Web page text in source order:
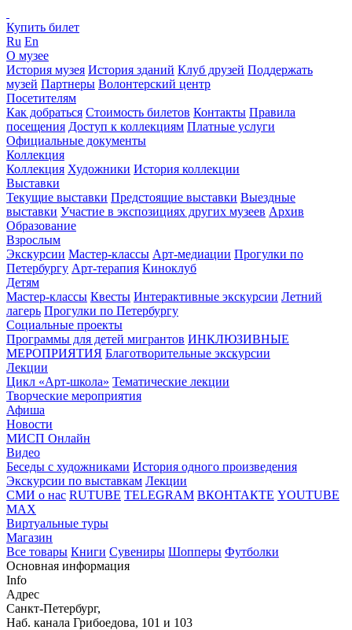
Купить билет
Ru En
О музее
История музея История зданий Клуб друзей Поддержать
музей Партнеры Волонтерский центр
Посетителям
Как добраться Стоимость билетов Контакты Правила
посещения Доступ к коллекциям Платные услуги
Официальные документы
Коллекция
Коллекция Художники История коллекции
Выставки
Текущие выставки Предстоящие выставки Выездные
выставки Участие в экспозициях других музеев Архив
Образование
Взрослым
Экскурсии Мастер-классы Арт-медиации Прогулки по
Петербургу Арт-терапия Киноклуб
Детям
Мастер-классы Квесты Интерактивные экскурсии Летний
лагерь Прогулки по Петербургу
Социальные проекты
Программы для детей мигрантов ИНКЛЮЗИВНЫЕ
МЕРОПРИЯТИЯ Благотворительные экскурсии
Лекции
Цикл «Арт-школа» Тематические лекции
Творческие мероприятия
Афиша
Новости
МИСП Онлайн
Видео
Беседы с художниками История одного произведения
Экскурсии по выставкам Лекции
СМИ о нас RUTUBE TELEGRAM ВКОНТАКТЕ YOUTUBE
MAX
Виртуальные туры
Магазин
Все товары Книги Сувениры Шопперы Футболки
Основная информация
Info
Адрес
Санкт-Петербург,
Наб. канала Грибоедова, 101 и 103